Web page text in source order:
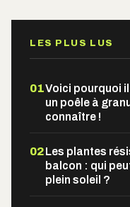
LES PLUS LUS
01Voici pourquoi
un poêle à
connaître !
02Les plantes
balcon : qui
plein soleil ?